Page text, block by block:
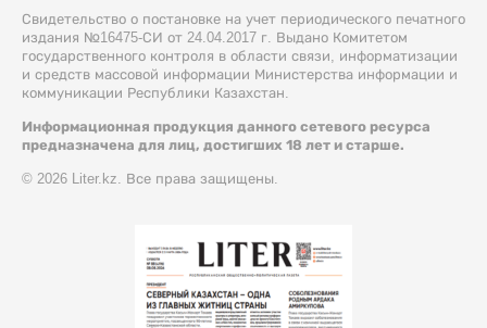
Свидетельство о постановке на учет периодического печатного
издания №16475-СИ от 24.04.2017 г. Выдано Комитетом
государственного контроля в области связи, информатизации
и средств массовой информации Министерства информации и
коммуникации Республики Казахстан.
Информационная продукция данного сетевого ресурса
предназначена для лиц, достигших 18 лет и старше.
© 2026 Liter.kz. Все права защищены.